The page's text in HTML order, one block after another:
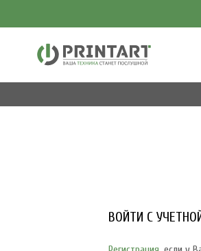
ВОЙТИ С